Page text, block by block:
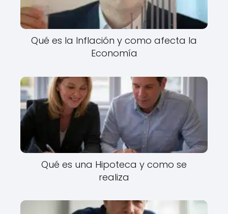
Qué es la Inflación y como afecta la
Economía
Qué es una Hipoteca y como se
realiza